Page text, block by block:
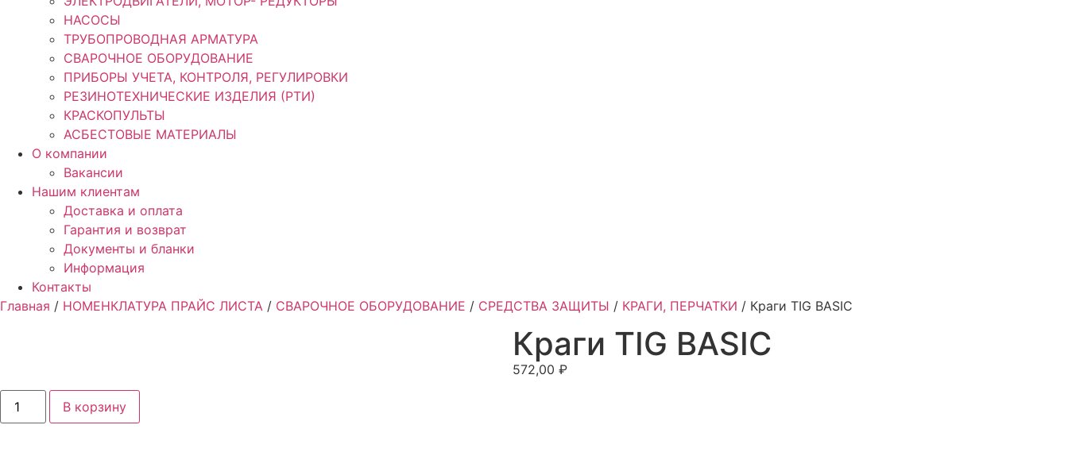
НАСОСЫ
ТРУБОПРОВОДНАЯ АРМАТУРА
СВАРОЧНОЕ ОБОРУДОВАНИЕ
ПРИБОРЫ УЧЕТА, КОНТРОЛЯ, РЕГУЛИРОВКИ
РЕЗИНОТЕХНИЧЕСКИЕ ИЗДЕЛИЯ (РТИ)
КРАСКОПУЛЬТЫ
АСБЕСТОВЫЕ МАТЕРИАЛЫ
О компании
Вакансии
Нашим клиентам
Доставка и оплата
Гарантия и возврат
Документы и бланки
Информация
Контакты
Главная / НОМЕНКЛАТУРА ПРАЙС ЛИСТА / СВАРОЧНОЕ ОБОРУДОВАНИЕ / СРЕДСТВА ЗАЩИТЫ / КРАГИ, ПЕРЧАТКИ / Краги TIG BASIC
Краги TIG BASIC
572,00₽
Количество
товара
Краги
В корзину